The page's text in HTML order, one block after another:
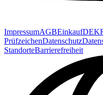
ImpressumAGBEinkauf
PrüfzeichenDatenschutz
StandorteBarrierefreiheit